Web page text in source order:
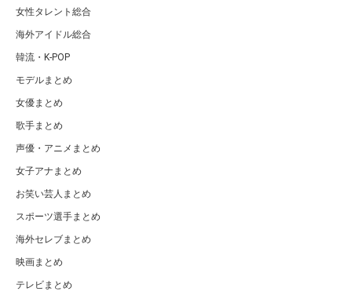
女性タレント総合
海外アイドル総合
韓流・K-POP
モデルまとめ
女優まとめ
歌手まとめ
声優・アニメまとめ
女子アナまとめ
お笑い芸人まとめ
スポーツ選手まとめ
海外セレブまとめ
映画まとめ
テレビまとめ